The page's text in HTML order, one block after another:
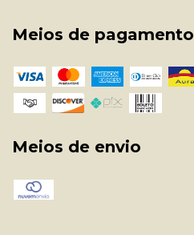
Meios de pagamento
Meios de envio